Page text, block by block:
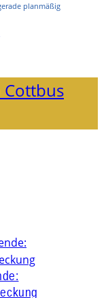
planmäßig
Cottbus